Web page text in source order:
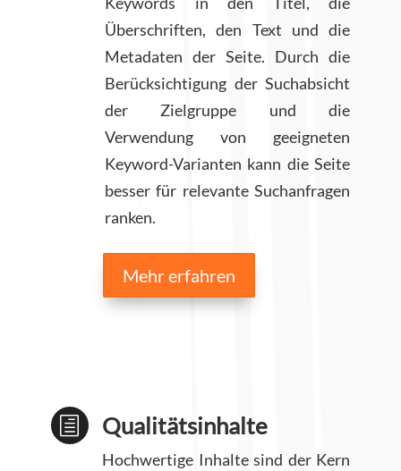
Überschriften, den Text und die
Metadaten der Seite. Durch die
Berücksichtigung der Suchabsicht
der Zielgruppe und die
Verwendung von geeigneten
Keyword-Varianten kann die Seite
besser für relevante Suchanfragen
ranken.
Mehr erfahren
h Qualitätsinhalte
Hochwertige Inhalte sind der Kern